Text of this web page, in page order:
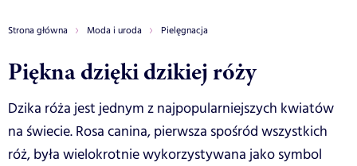
Strona główna Moda i uroda Pielęgnacja
Piękna dzięki dzikiej róży
Dzika róża jest jednym z najpopularniejszych kwiatów
na świecie. Rosa canina, pierwsza spośród wszystkich
róż, była wielokrotnie wykorzystywana jako symbol